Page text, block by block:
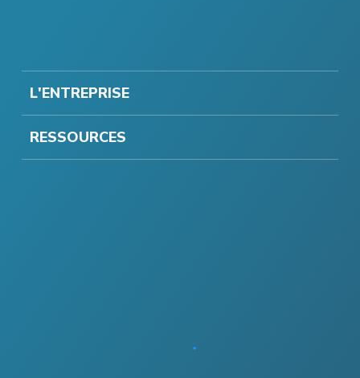
L'ENTREPRISE
RESSOURCES